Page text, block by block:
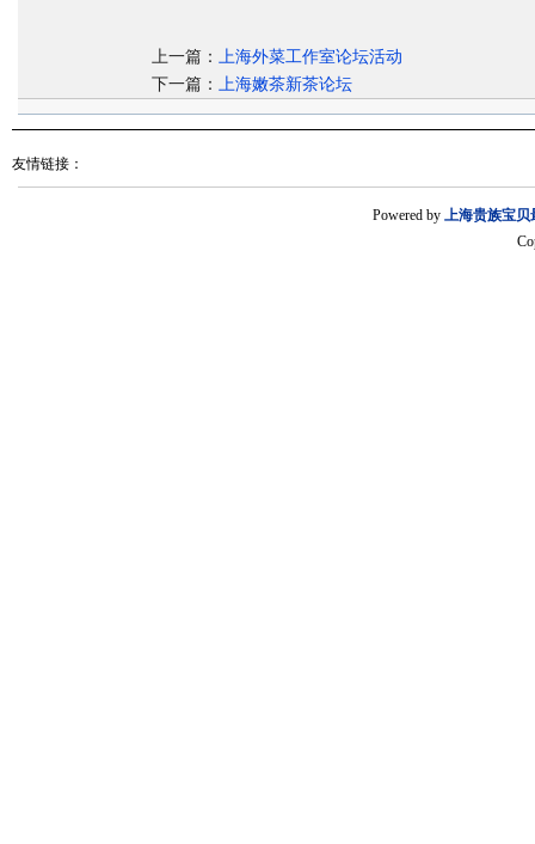
上一篇： 上海外菜工作室论坛活动
下一篇： 上海嫩茶新茶论坛
友情链接：
Powered by 上海贵族宝贝